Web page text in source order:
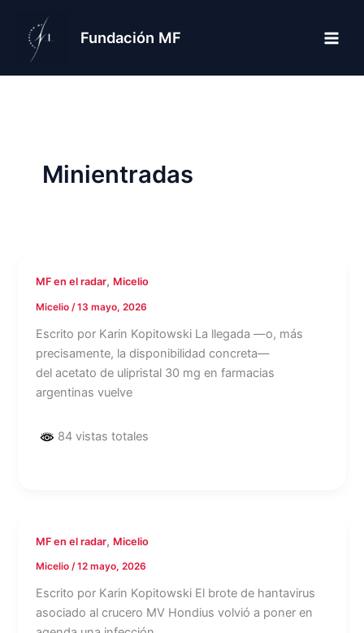
contenido
Fundación MF
Minientradas
MF en el radar, Micelio
Micelio /13 mayo, 2026
Escrito por Karin Kopitowski La llegada —o, más
precisamente, la disponibilidad concreta—
del acetato de ulipristal 30 mg en farmacias
argentinas vuelve
84 vistas totales
MF en el radar, Micelio
Micelio/12 mayo, 2026
Escrito por Karin Kopitowski El brote de hantavirus
asociado al crucero MV Hondius volvió a poner en